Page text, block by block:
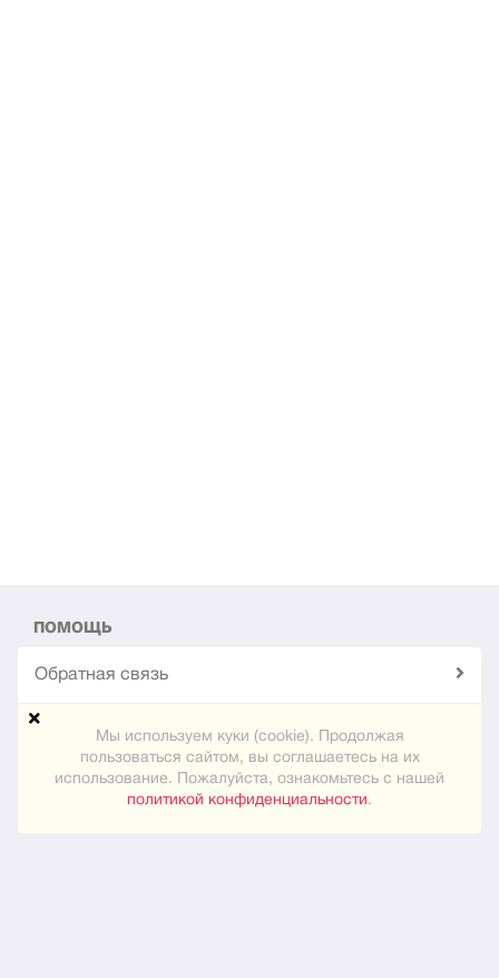
ПОМОЩЬ
Обратная связь
ТехподдержкаМы используем куки (cookie). Продолжая
пользоваться сайтом, вы соглашаетесь на их
использование. Пожалуйста, ознакомьтесь с нашей
политикой конфиденциальности.